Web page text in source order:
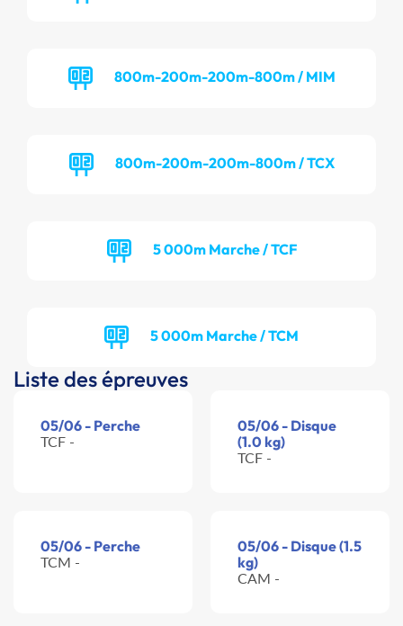
800m-200m-200m-800m / MIM
800m-200m-200m-800m / TCX
5 000m Marche / TCF
5 000m Marche / TCM
Liste des épreuves
05/06 - Perche
TCF -
05/06 - Disque
(1.0 kg)
TCF -
05/06 - Perche
TCM -
05/06 - Disque (1.5
kg)
CAM -